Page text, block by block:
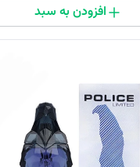
افزودن به سبد